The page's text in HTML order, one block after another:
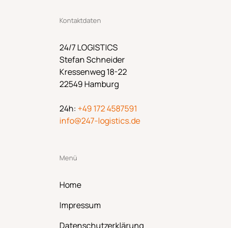
Kontaktdaten
24/7 LOGISTICS
Stefan Schneider
Kressenweg 18-22
22549 Hamburg
24h: +49 172 4587591
info@247-logistics.de
Menü
Home
Impressum
Datenschutzerklärung